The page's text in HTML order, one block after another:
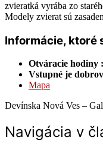
zvieratká vyrába zo
Modely zvierat sú
Informácie, ktoré
Otváracie hodiny :
Vstupné je
Mapa
Devínska Nová Ves –
Navigácia v